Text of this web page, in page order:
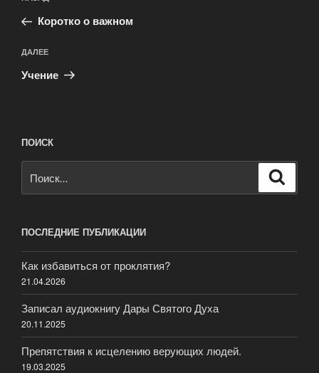
по
записям
запись:
Коротко о важном
Следующая
запись
ДАЛЕЕ
Учение
ПОИСК
ПОСЛЕДНИЕ ПУБЛИКАЦИИ
Как избавиться от проклятия?
21.04.2026
Записал аудиокнигу Дары Святого Духа
20.11.2025
Препятствия к исцелению верующих людей.
19.03.2025